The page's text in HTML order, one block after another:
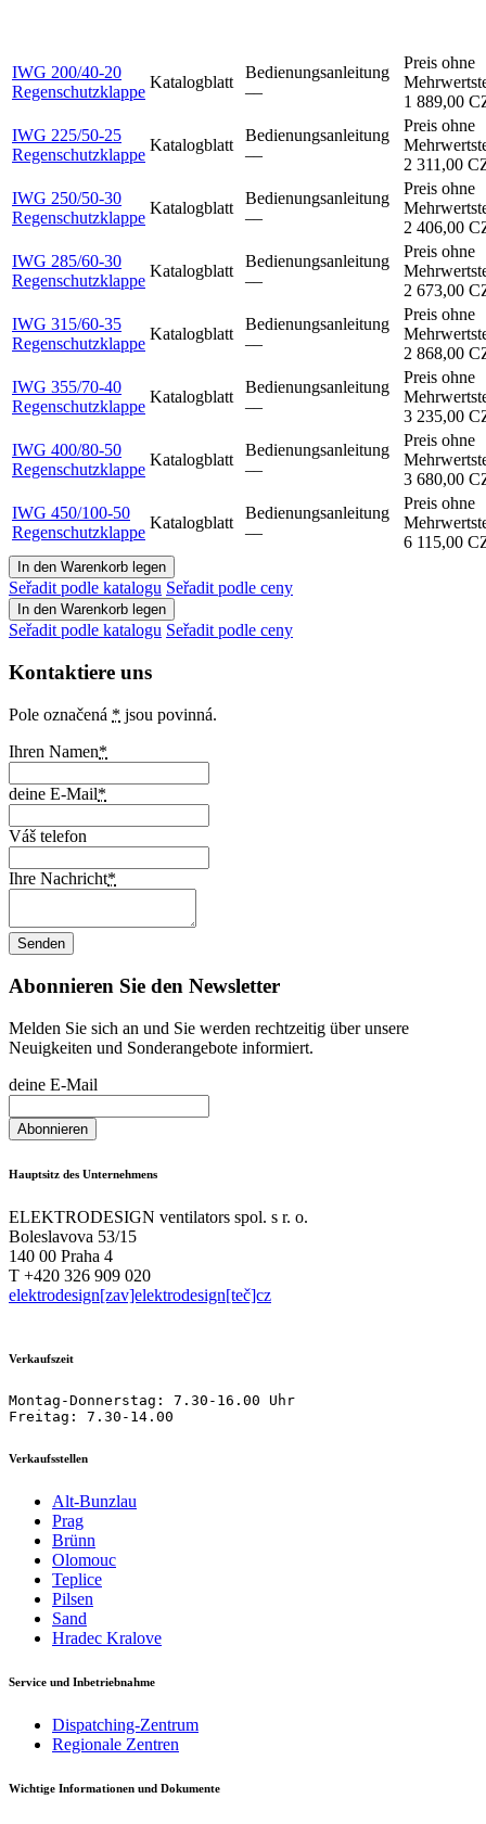
IWG 200/40-20
Regenschutzklappe
Katalogblatt
Bedienungsanleitung
–⁠–⁠
Preis ohne
1 889,00
IWG 225/50-25
Regenschutzklappe
Katalogblatt
Bedienungsanleitung
–⁠–⁠
Preis ohne
2 311,00
IWG 250/50-30
Regenschutzklappe
Katalogblatt
Bedienungsanleitung
–⁠–⁠
Preis ohne
2 406,00
IWG 285/60-30
Regenschutzklappe
Katalogblatt
Bedienungsanleitung
–⁠–⁠
Preis ohne
2 673,00
IWG 315/60-35
Regenschutzklappe
Katalogblatt
Bedienungsanleitung
–⁠–⁠
Preis ohne
2 868,00
IWG 355/70-40
Regenschutzklappe
Katalogblatt
Bedienungsanleitung
–⁠–⁠
Preis ohne
3 235,00
IWG 400/80-50
Regenschutzklappe
Katalogblatt
Bedienungsanleitung
–⁠–⁠
Preis ohne
3 680,00
IWG 450/100-50
Regenschutzklappe
Katalogblatt
Bedienungsanleitung
–⁠–⁠
Preis ohne
6 115,00
Seřadit podle katalogu Seřadit podle ceny
Seřadit podle katalogu Seřadit podle ceny
Kontaktiere uns
Pole označená * jsou povinná.
Ihren Namen*
deine E-Mail*
Váš telefon
Ihre Nachricht*
Abonnieren Sie den Newsletter
Melden Sie sich an und Sie werden rechtzeitig über unsere
Neuigkeiten und Sonderangebote informiert.
deine E-Mail
Hauptsitz des Unternehmens
ELEKTRODESIGN ventilators spol. s r. o.
Boleslavova 53/15
140 00 Praha 4
T +420 326 909 020
elektrodesign[zav]elektrodesign[teč]cz
Verkaufszeit
Montag-Donnerstag: 7.30-16.00 Uhr
Freitag: 7.30-14.00
Verkaufsstellen
Alt-Bunzlau
Prag
Brünn
Olomouc
Teplice
Pilsen
Sand
Hradec Kralove
Service und Inbetriebnahme
Dispatching-Zentrum
Regionale Zentren
Wichtige Informationen und Dokumente